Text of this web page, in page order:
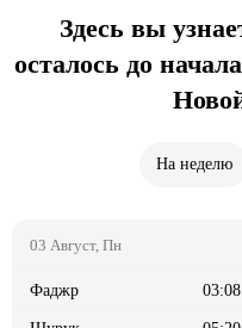
Здесь вы
осталось до
На неделю
03:08